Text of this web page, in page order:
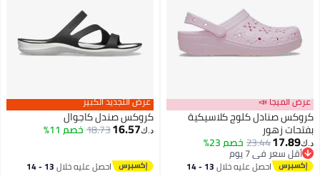
عرض الميجا 📣
كروكس صنادل كلوج كلاسيكية
بفتحات زهور
د.ك‏17.89
23.44خصم 23%
أقل سعر في 7 يوم
أقل سعر في 7 يوماحصل عليه خلال 13 - 14
عرض التجديد الكبير
كروكس صندل كاجوال
د.ك‏16.57
18.73خصم 11%
احصل عليه خلال 13 - 14